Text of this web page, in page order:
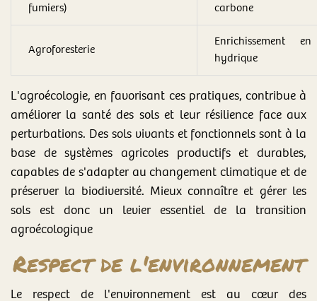
fumiers)
carbone
Agroforesterie
Enrichissement
hydrique
L'agroécologie, en favorisant ces pratiques, contribue à
améliorer la santé des sols et leur résilience face aux
perturbations. Des sols vivants et fonctionnels sont à la
base de systèmes agricoles productifs et durables,
capables de s'adapter au changement climatique et de
préserver la biodiversité. Mieux connaître et gérer les
sols est donc un levier essentiel de la transition
agroécologique
Respect de l'environnement
Le respect de l'environnement est au cœur des